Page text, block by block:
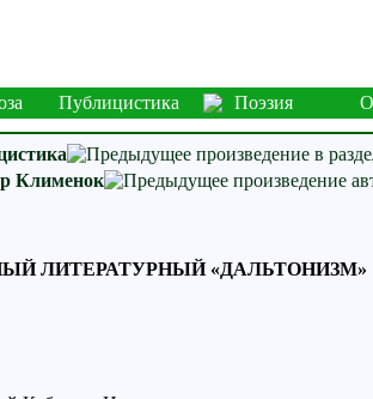
Публицистика Поэзия
Клименок
ЛИТЕРАТУРНЫЙ «ДАЛЬТОНИЗМ»